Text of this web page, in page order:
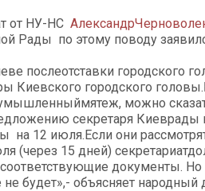
от НУ-НС Александр
Рады по этому поводу
послеотставки городского
Киевского городского
можно
секретаря Киеврады
на 12 июля.Если они
(через 15 дней)
документы.
будет»,- объясняет народный